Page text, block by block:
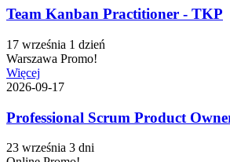
Team Kanban Practitioner - TKP
17 września 1 dzień
Warszawa Promo!
Więcej
2026-09-17
Professional Scrum Product
23 września 3 dni